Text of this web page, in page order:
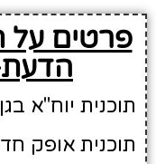
פרטים על
הדעת-
תוכנית יוח"א
תוכנית אופק